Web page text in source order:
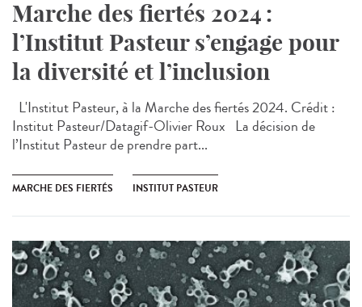
Marche des fiertés 2024 :
l’Institut Pasteur s’engage pour
la diversité et l’inclusion
L'Institut Pasteur, à la Marche des fiertés 2024. Crédit :
Institut Pasteur/Datagif-Olivier Roux La décision de
l’Institut Pasteur de prendre part...
MARCHE DES FIERTÉS INSTITUT PASTEUR